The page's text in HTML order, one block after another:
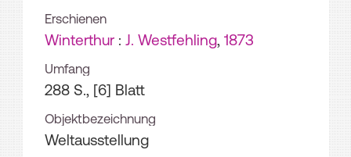
Erschienen
Winterthur : J. Westfehling, 1873
Umfang
288 S., [6] Blatt
Objektbezeichnung
Weltausstellung